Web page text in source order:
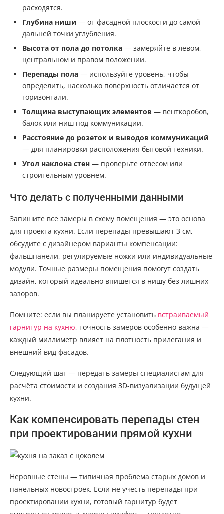
расходятся.
Глубина ниши — от фасадной плоскости до самой
дальней точки углубления.
Высота от пола до потолка — замеряйте в левом,
центральном и правом положении.
Перепады пола — используйте уровень, чтобы
определить, насколько поверхность отличается от
горизонтали.
Толщина выступающих элементов — венткоробов,
балок или ниш под коммуникации.
Расстояние до розеток и выводов коммуникаций
— для планировки расположения бытовой техники.
Угол наклона стен — проверьте отвесом или
строительным уровнем.
Что делать с полученными данными
Запишите все замеры в схему помещения — это основа
для проекта кухни. Если перепады превышают 3 см,
обсудите с дизайнером варианты компенсации:
фальшпанели, регулируемые ножки или индивидуальные
модули. Точные размеры помещения помогут создать
дизайн, который идеально впишется в нишу без лишних
зазоров.
Помните: если вы планируете установить встраиваемый
гарнитур на кухню, точность замеров особенно важна —
каждый миллиметр влияет на плотность прилегания и
внешний вид фасадов.
Следующий шаг — передать замеры специалистам для
расчёта стоимости и создания 3D-визуализации будущей
кухни.
Как компенсировать перепады стен
при проектировании прямой кухни
Неровные стены — типичная проблема старых домов и
панельных новостроек. Если не учесть перепады при
проектировании кухни, готовый гарнитур будет